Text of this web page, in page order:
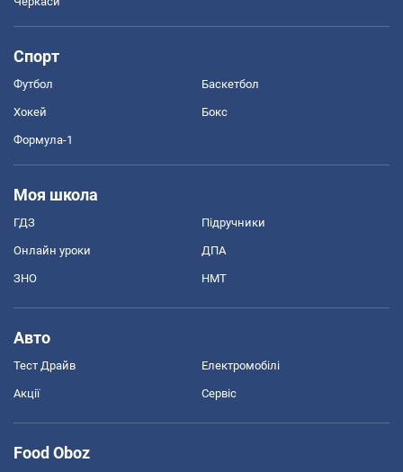
Спорт
Футбол Баскетбол
Хокей Бокс
Формула-1
Моя школа
ГДЗ Підручники
Онлайн уроки ДПА
ЗНО НМТ
Авто
Тест Драйв Електромобілі
Акції Сервіс
Food Oboz